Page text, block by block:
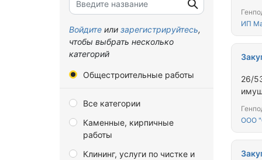
Брянская область
Владимирская область
Волгоградская область
Донецкая Народная
Еврейская автономная
Войдите или зарегистрируйтесь,
чтобы выбрать несколько
категорий
Общестроительные работы
Все категории
Каменные, кирпичные
работы
Клининг, услуги по чистке и
ИП
26/
ООО